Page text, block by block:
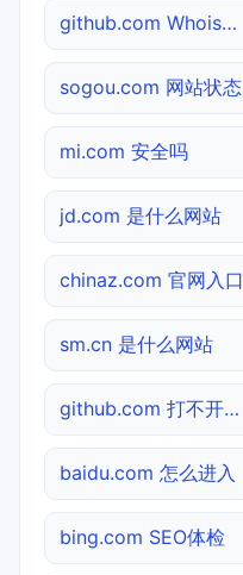
github.com Whois查询
sogou.com 网站状态
mi.com 安全吗
jd.com 是什么网站
chinaz.com 官网入口
sm.cn 是什么网站
github.com 打不开检测
baidu.com 怎么进入
bing.com SEO体检